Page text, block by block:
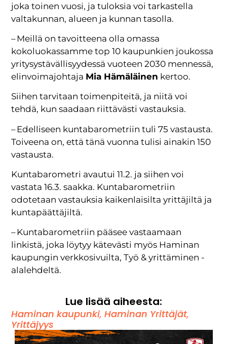
joka toinen vuosi, ja tuloksia voi tarkastella
valtakunnan, alueen ja kunnan tasolla.
– Meillä on tavoitteena olla omassa
kokoluokassamme top 10 kaupunkien joukossa
yritysystävällisyydessä vuoteen 2030 mennessä,
elinvoimajohtaja Mia Hämäläinen kertoo.
Siihen tarvitaan toimenpiteitä, ja niitä voi
tehdä, kun saadaan riittävästi vastauksia.
– Edelliseen kuntabarometriin tuli 75 vastausta.
Toiveena on, että tänä vuonna tulisi ainakin 150
vastausta.
Kuntabarometri avautui 11.2. ja siihen voi
vastata 16.3. saakka. Kuntabarometriin
odotetaan vastauksia kaikenlaisilta yrittäjiltä ja
kuntapäättäjiltä.
– Kuntabarometriin pääsee vastaamaan
linkistä, joka löytyy kätevästi myös Haminan
kaupungin verkkosivuilta, Työ & yrittäminen -
alalehdeltä.
Lue lisää aiheesta:
Haminan kaupunki,Haminan Yrittäjät,
Yrittäjyys